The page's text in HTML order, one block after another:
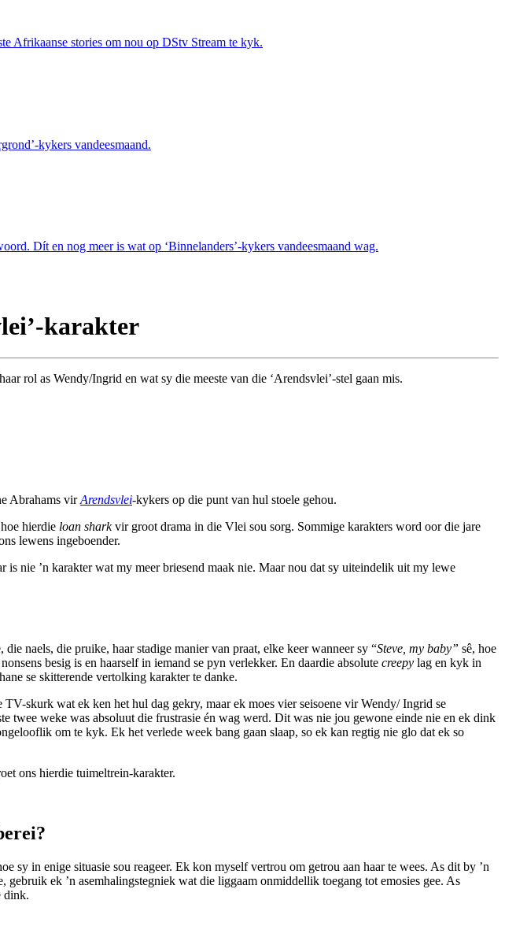
Afrikaanse stories om nou op DStv Stream te kyk.
kykers vandeesmaand.
Dít en nog meer is wat op ‘Binnelanders’-kykers vandeesmaand wag.
karakter
rol as Wendy/Ingrid en wat sy die meeste van die ‘Arendsvlei’-stel gaan mis.
Abrahams virArendsvlei-kykers op die punt van hul stoele gehou.
hierdie loan sharkvir groot drama in die Vlei sou sorg. Sommige karakters word oor die jare
lewens ingeboender.
nie ’n karakter wat my meer briesend maak nie. Maar nou dat sy uiteindelik uit my lewe
naels, die pruike, haar stadige manier van praat, elke keer wanneer sy “Steve, my baby” sê, hoe
besig is en haarself in iemand se pyn verlekker. En daardie absolute creepy lag en kyk in
se skitterende vertolking karakter te danke.
skurk wat ek ken het hul dag gekry, maar ek moes vier seisoene vir Wendy/ Ingrid se
twee weke was absoluut die frustrasie én wag werd. Dit was nie jou gewone einde nie en ek dink
om te kyk. Ek het verlede week bang gaan slaap, so ek kan regtig nie glo dat ek so
ons hierdie tuimeltrein-karakter.
sy in enige situasie sou reageer. Ek kon myself vertrou om getrou aan haar te wees. As dit by ’n
ek ’n asemhalingstegniek wat die liggaam onmiddellik toegang tot emosies gee. As
dink.